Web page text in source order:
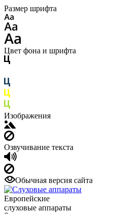
Размер шрифта
Цвет фона и шрифта
Изображения
Озвучивание текста
Обычная версия сайта
Европейские
слуховые аппараты